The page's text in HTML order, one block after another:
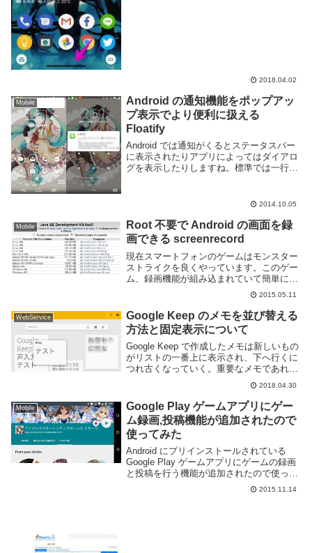
2018.04.02
Mobile
Android の通知機能をポップアッ
プ表示でより便利に扱える
Floatify
Android では通知がくるとステータスバー
に表示されたりアプリによってはダイアロ
グを表示したりしますね。標準では一行上
ータスバーを非表示にしてれば見れなかっ
2014.10.05
Mobile
Root 不要で Android の画面を録
画できる screenrecord
現在スマートフォンのゲームはモンスター
ストライクを良くやっています。このゲー
ム、録画機能が組み込まれていて簡単にプ
レイ動画を録画して投稿する事が可能で
す。が、ゴジラ等のコラボキャラは録画に
含める事ができずちょっと困っていた。別
に公開する目的...
2015.05.11
WebService
Google Keep のメモを並び替える
方法と固定表示について
Google Keep で作成したメモは新しいもの
がリストの一番上に表示され、下へ行くに
つれ古くなっていく。重要なメモであれば
上に表示したり、関連するメモは隣同士に
配置したいという場合もあるだろう。この
記事では Google Keep でメ...
2018.04.30
Mobile
Google Play ゲームアプリにゲー
ム録画,投稿機能が追加されたので
使ってみた
Android にプリインストールされている
Google Play ゲームアプリにゲームの録画
と投稿を行う機能が追加されたので使って
みました。ゲームが Google Play ゲームに
対応している必要がありますが、簡単にゲ
2015.11.14